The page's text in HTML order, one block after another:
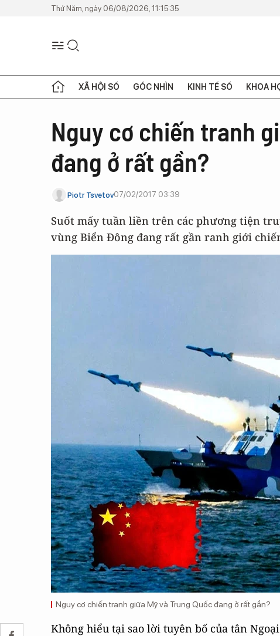
Thứ Năm, ngày 06/08/2026, 11:15:35
XÃ HỘI SỐ GÓC NHÌN KINH TẾ SỐ KHOA
Nguy cơ chiến tranh
đang ở rất gần?
Piotr Tsvetov07/02/2017 03:39
Suốt mấy tuần liền trên các phương tiện
vùng Biển Đông đang rất gần ranh giới
Nguy cơ chiến tranh giữa Mỹ và Trung Quốc đang ở rất gần?
Không hiểu tại sao lời tuyên bố của tân